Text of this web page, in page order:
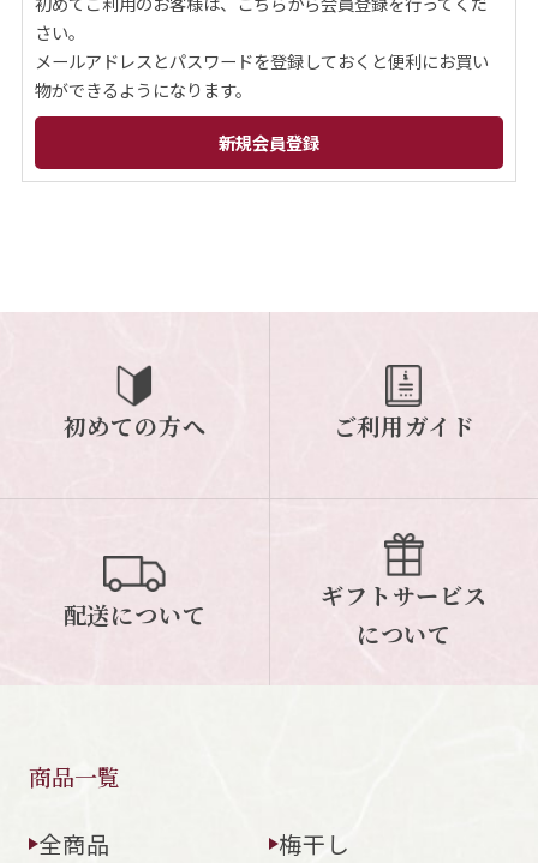
【営業時間】8:30～17:30
休業日：日曜・祝日／土曜は不定休
お問い合わせフォームはこちら
さい。
メールアドレスとパスワードを登録しておくと便利にお買い
物ができるようになります。
初めての方へ ご利用ガイド
配送について
ギフトサービス
について
商品一覧
全商品
梅干し